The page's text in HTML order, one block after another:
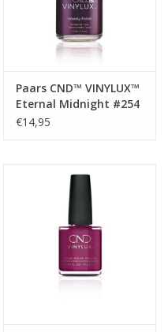
Paars CND™ VINYLUX™
Eternal Midnight #254
€14,95